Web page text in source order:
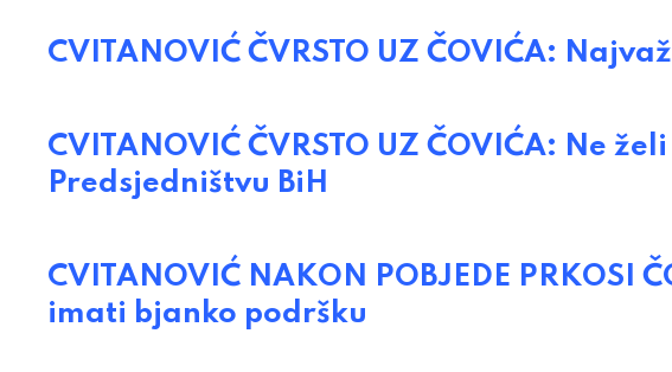
CVITANOVIĆ ČVRSTO UZ ČOVIĆA:
CVITANOVIĆ ČVRSTO UZ ČOVIĆA: Ne
Predsjedništvu BiH
CVITANOVIĆ NAKON POBJEDE PRKOSI
imati bjanko podršku